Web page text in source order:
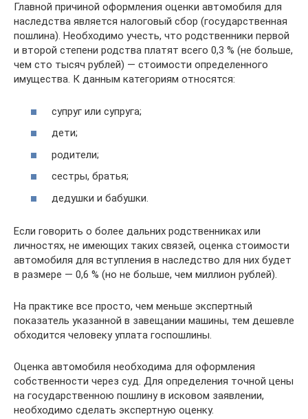
Главной причиной оформления оценки автомобиля для
наследства является налоговый сбор (государственная
пошлина). Необходимо учесть, что родственники первой
и второй степени родства платят всего 0,3 % (не больше,
чем сто тысяч рублей) — стоимости определенного
имущества. К данным категориям относятся:
супруг или супруга;
дети;
родители;
сестры, братья;
дедушки и бабушки.
Если говорить о более дальних родственниках или
личностях, не имеющих таких связей, оценка стоимости
автомобиля для вступления в наследство для них будет
в размере — 0,6 % (но не больше, чем миллион рублей).
На практике все просто, чем меньше экспертный
показатель указанной в завещании машины, тем дешевле
обходится человеку уплата госпошлины.
Оценка автомобиля необходима для оформления
собственности через суд. Для определения точной цены
на государственною пошлину в исковом заявлении,
необходимо сделать экспертную оценку.